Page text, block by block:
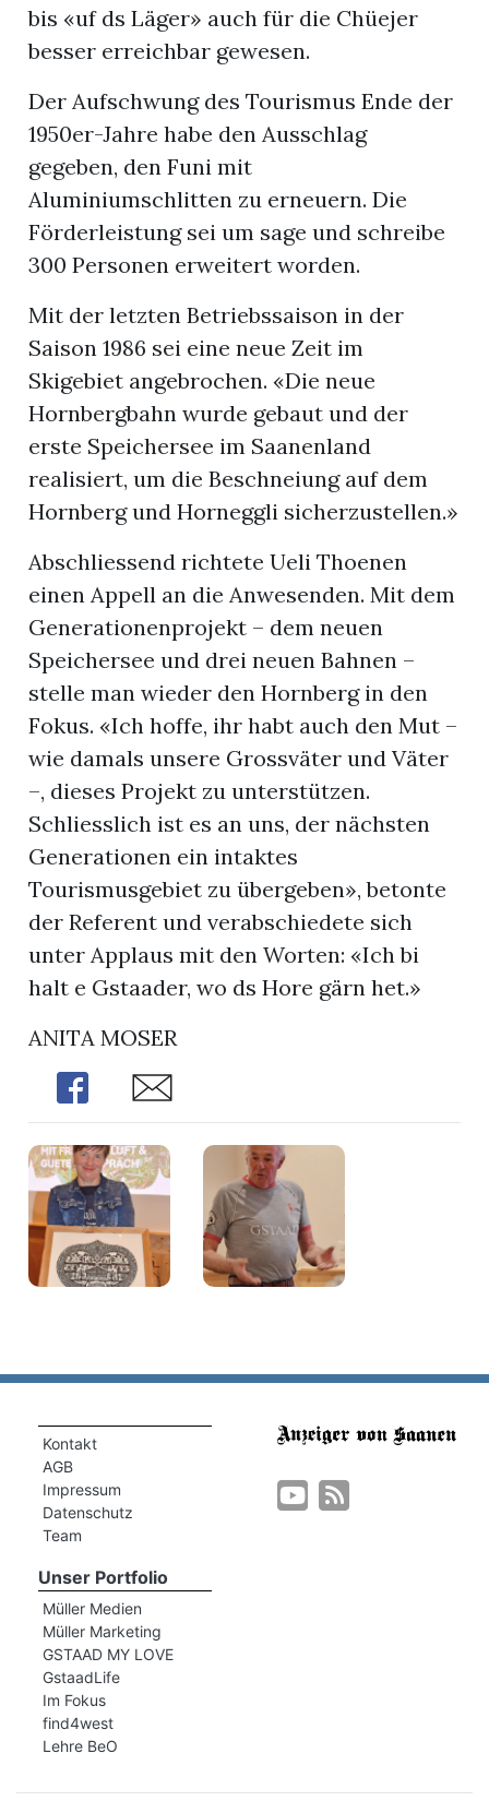
bis «uf ds Läger» auch für die Chüejer
besser erreichbar gewesen.
Der Aufschwung des Tourismus Ende der
1950er-Jahre habe den Ausschlag
gegeben, den Funi mit
Aluminiumschlitten zu erneuern. Die
Förderleistung sei um sage und schreibe
300 Personen erweitert worden.
Mit der letzten Betriebssaison in der
Saison 1986 sei eine neue Zeit im
Skigebiet angebrochen. «Die neue
Hornbergbahn wurde gebaut und der
erste Speichersee im Saanenland
realisiert, um die Beschneiung auf dem
Hornberg und Horneggli sicherzustellen.»
Abschliessend richtete Ueli Thoenen
einen Appell an die Anwesenden. Mit dem
Generationenprojekt – dem neuen
Speichersee und drei neuen Bahnen –
stelle man wieder den Hornberg in den
Fokus. «Ich hoffe, ihr habt auch den Mut –
wie damals unsere Grossväter und Väter
–, dieses Projekt zu unterstützen.
Schliesslich ist es an uns, der nächsten
Generationen ein intaktes
Tourismusgebiet zu übergeben», betonte
der Referent und verabschiedete sich
unter Applaus mit den Worten: «Ich bi
halt e Gstaader, wo ds Hore gärn het.»
ANITA MOSER
Share
Share
Kontakt
AGB
Impressum
Datenschutz
Team
Unser Portfolio
Müller Medien
Müller Marketing
GSTAAD MY LOVE
GstaadLife
Im Fokus
find4west
Lehre BeO